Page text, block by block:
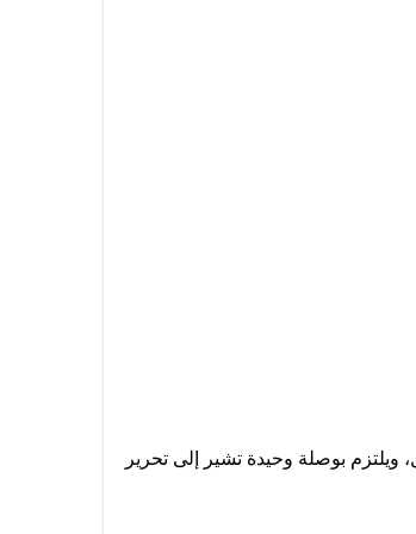
ويلتزم بوصلة وحيدة تشير إلى تحرير